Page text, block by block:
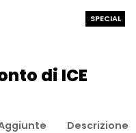
SPECIAL
di ICE
Descrizione